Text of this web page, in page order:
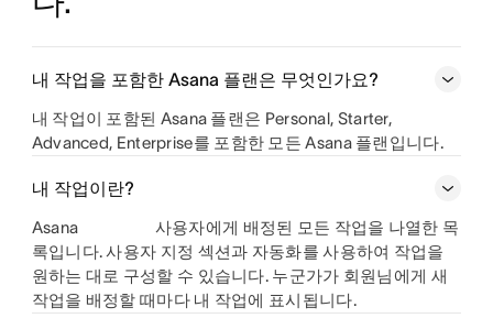
내 작업을 포함한 Asana 플랜은 무엇인가요?
내 작업이 포함된 Asana 플랜은 Personal, Starter,
Advanced, Enterprise를 포함한 모든 Asana 플랜입니다.
내 작업이란?
Asana
사용자에게 배정된 모든 작업을 나열한 목
록입니다. 사용자 지정 섹션과 자동화를 사용하여 작업을
원하는 대로 구성할 수 있습니다. 누군가가 회원님에게 새
작업을 배정할 때마다 내 작업에 표시됩니다.